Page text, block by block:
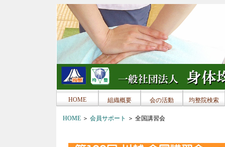
HOME 組織概要 会の活動 均整院検索
HOME＞ 会員サポート ＞ 全国講習会